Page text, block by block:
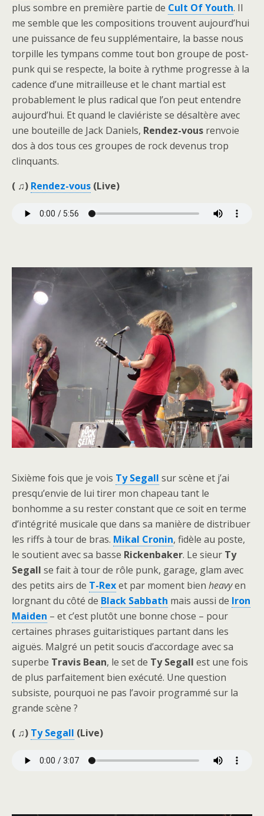
plus sombre en première partie de Cult Of Youth. Il
me semble que les compositions trouvent aujourd’hui
une puissance de feu supplémentaire, la basse nous
torpille les tympans comme tout bon groupe de post-
punk qui se respecte, la boite à rythme progresse à la
cadence d’une mitrailleuse et le chant martial est
probablement le plus radical que l’on peut entendre
aujourd’hui. Et quand le claviériste se désaltère avec
une bouteille de Jack Daniels, Rendez-vous renvoie
dos à dos tous ces groupes de rock devenus trop
clinquants.
( ♫) Rendez-vous (Live)
Sixième fois que je vois Ty Segall sur scène et j’ai
presqu’envie de lui tirer mon chapeau tant le
bonhomme a su rester constant que ce soit en terme
d’intégrité musicale que dans sa manière de distribuer
les riffs à tour de bras. Mikal Cronin, fidèle au poste,
le soutient avec sa basse Rickenbaker. Le sieur Ty
Segall se fait à tour de rôle punk, garage, glam avec
des petits airs de T-Rexet par moment bien heavyen
lorgnant du côté de Black Sabbath mais aussi de Iron
Maiden – et c’est plutôt une bonne chose – pour
certaines phrases guitaristiques partant dans les
aiguës. Malgré un petit soucis d’accordage avec sa
superbe Travis Bean, le set de Ty Segall est une fois
de plus parfaitement bien exécuté. Une question
subsiste, pourquoi ne pas l’avoir programmé sur la
grande scène ?
( ♫) Ty Segall (Live)